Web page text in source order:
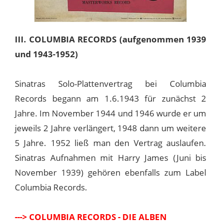
III. COLUMBIA RECORDS (aufgenommen 1939
und 1943-1952)
Sinatras Solo-Plattenvertrag bei Columbia
Records begann am 1.6.1943 für zunächst 2
Jahre. Im November 1944 und 1946 wurde er um
jeweils 2 Jahre verlängert, 1948 dann um weitere
5 Jahre. 1952 ließ man den Vertrag auslaufen.
Sinatras Aufnahmen mit Harry James (Juni bis
November 1939) gehören ebenfalls zum Label
Columbia Records.
---> COLUMBIA RECORDS - DIE ALBEN